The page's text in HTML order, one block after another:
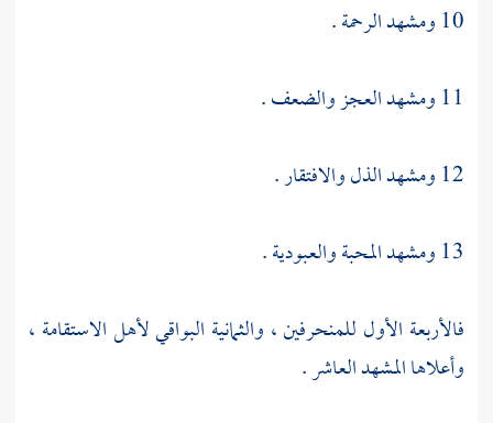
10 ومشهد الرحمة .
11 ومشهد العجز والضعف .
12 ومشهد الذل والافتقار .
13 ومشهد المحبة والعبودية .
فالأربعة الأول للمنحرفين ، والثمانية البواقي لأهل الاستقامة ،
وأعلاها المشهد العاشر .